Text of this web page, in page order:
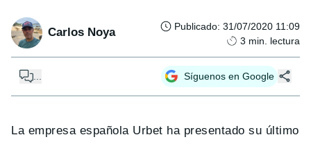
Carlos Noya Publicado: 31/07/2020 11:09
3 min. lectura
Síguenos en Google
La empresa española Urbet ha presentado su último